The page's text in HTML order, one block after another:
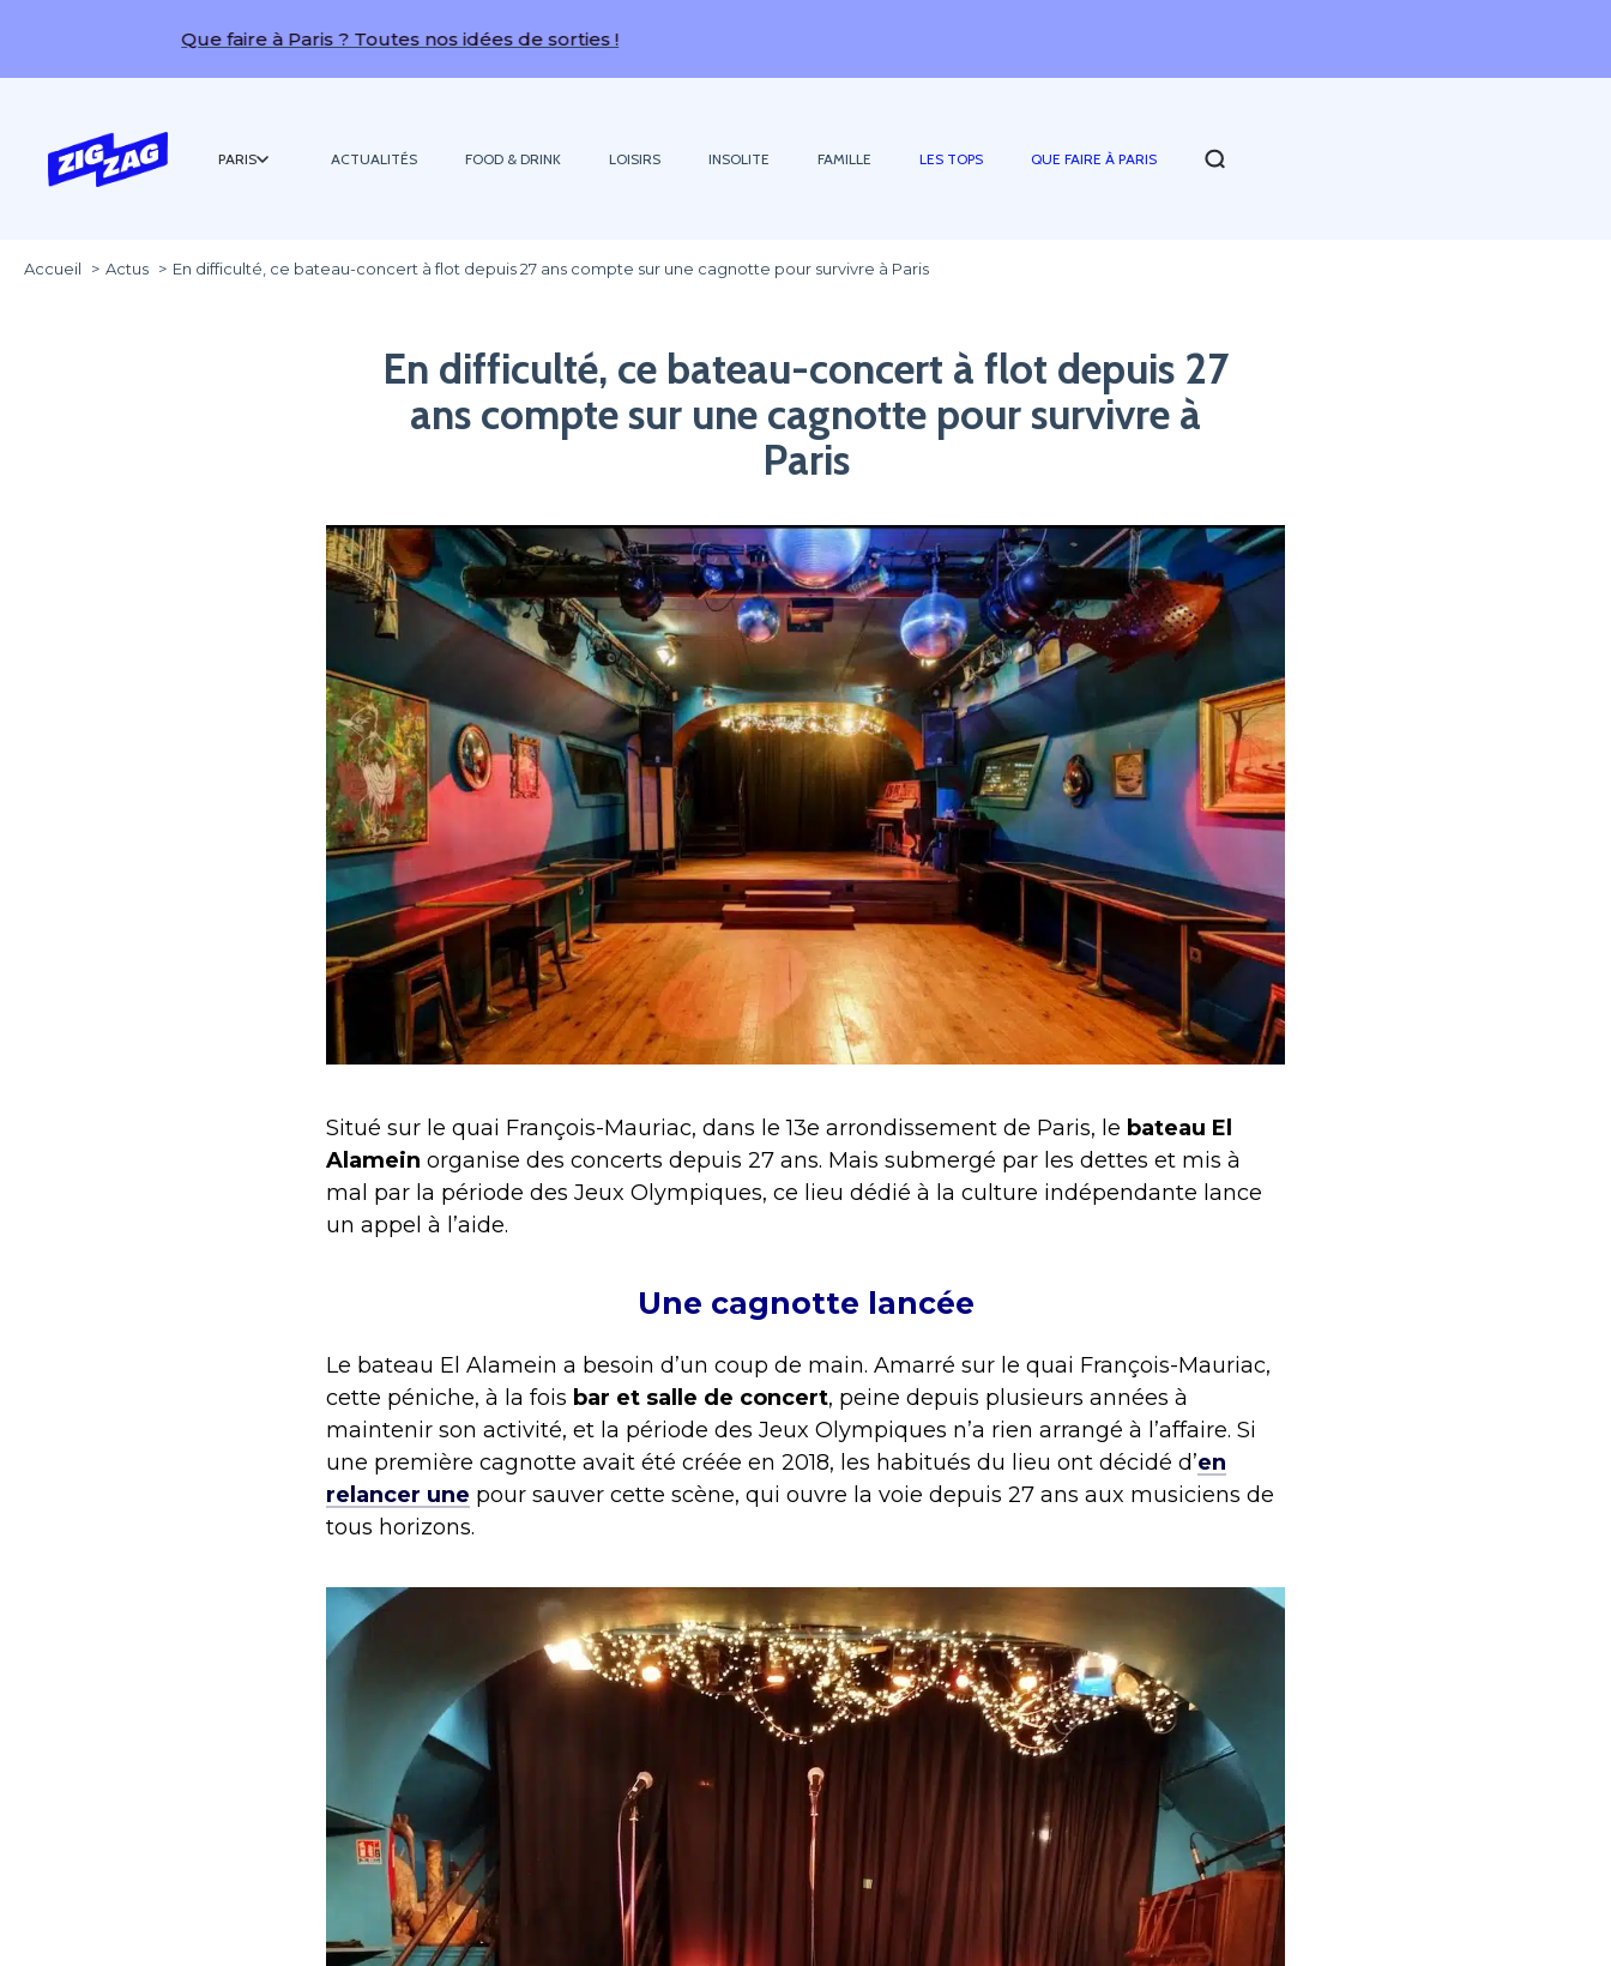
Que faire à Paris ? Toutes nos idées de sorties !
PARIS ACTUALITÉS FOOD & DRINK LOISIRS INSOLITE FAMILLE LES TOPS QUE FAIRE À PARIS
Accueil Actus En difficulté, ce bateau-concert à flot depuis 27 ans compte sur une cagnotte pour survivre à Paris
En difficulté, ce bateau-concert à flot depuis 27
ans compte sur une cagnotte pour survivre à
Paris
Situé sur le quai François-Mauriac, dans le 13e arrondissement de Paris, le bateau El
Alamein organise des concerts depuis 27 ans. Mais submergé par les dettes et mis à
mal par la période des Jeux Olympiques, ce lieu dédié à la culture indépendante lance
un appel à l’aide.
Une cagnotte lancée
Le bateau El Alamein a besoin d’un coup de main. Amarré sur le quai François-Mauriac,
cette péniche, à la fois bar et salle de concert, peine depuis plusieurs années à
maintenir son activité, et la période des Jeux Olympiques n’a rien arrangé à l’affaire. Si
une première cagnotte avait été créée en 2018, les habitués du lieu ont décidé d’en
relancer une pour sauver cette scène, qui ouvre la voie depuis 27 ans aux musiciens de
tous horizons.